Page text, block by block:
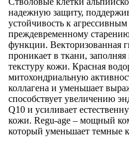
надежную защиту,
устойчивость к
преждевременному
функции. Векторизованная
проникает в ткани,
текстуру кожи. Красная
митохондриальную
коллагена и уменьшает
способствует увеличению
Q10 и усиливает
кожи. Regu-age – мощный
который уменьшает темные